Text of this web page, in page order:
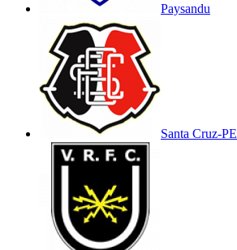
Paysandu
Santa Cruz-PE